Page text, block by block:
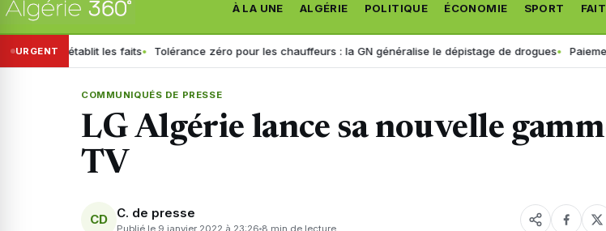
À LA UNE ALGÉRIE POLITIQUE ÉCONOMIE SPORT
URGENTles faits Tolérance zéro pour les chauffeurs : la GN généralise le dépistage de drogues Paiement
COMMUNIQUÉS DE PRESSE
LG Algérie lance sa nouvelle
TV
CD C. de presse
Publié le 9 janvier 2022 à 23:26 8 min de lecture